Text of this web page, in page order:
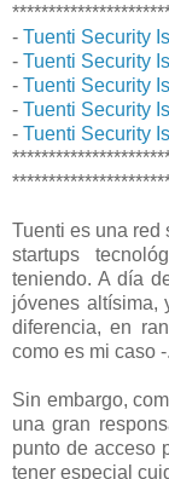
- Tuenti Security
- Tuenti Security
- Tuenti Security
- Tuenti Security
- Tuenti Security
Tuenti es una red
startups
teniendo. A día
jóvenes altísima,
diferencia, en
como es mi caso -.
Sin embargo,
una gran
punto de acceso
tener especial